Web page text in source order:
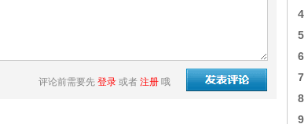
评论前需要先 登录 或者 注册 哦
4
5
6
7
8
9